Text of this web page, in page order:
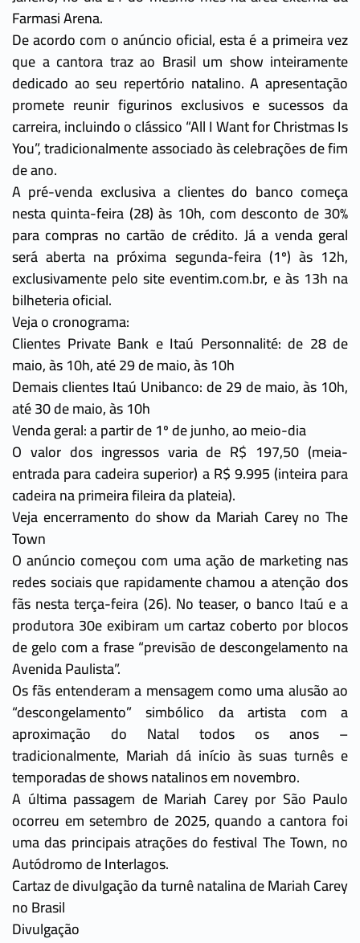
Farmasi Arena.
De acordo com o anúncio oficial, esta é a primeira vez
que a cantora traz ao Brasil um show inteiramente
dedicado ao seu repertório natalino. A apresentação
promete reunir figurinos exclusivos e sucessos da
carreira, incluindo o clássico “All I Want for Christmas Is
You”, tradicionalmente associado às celebrações de fim
de ano.
A pré-venda exclusiva a clientes do banco começa
nesta quinta-feira (28) às 10h, com desconto de 30%
para compras no cartão de crédito. Já a venda geral
será aberta na próxima segunda-feira (1º) às 12h,
exclusivamente pelo site eventim.com.br, e às 13h na
bilheteria oficial.
Veja o cronograma:
Clientes Private Bank e Itaú Personnalité: de 28 de
maio, às 10h, até 29 de maio, às 10h
Demais clientes Itaú Unibanco: de 29 de maio, às 10h,
até 30 de maio, às 10h
Venda geral: a partir de 1º de junho, ao meio-dia
O valor dos ingressos varia de R$ 197,50 (meia-
entrada para cadeira superior) a R$ 9.995 (inteira para
cadeira na primeira fileira da plateia).
Veja encerramento do show da Mariah Carey no The
Town
O anúncio começou com uma ação de marketing nas
redes sociais que rapidamente chamou a atenção dos
fãs nesta terça-feira (26). No teaser, o banco Itaú e a
produtora 30e exibiram um cartaz coberto por blocos
de gelo com a frase “previsão de descongelamento na
Avenida Paulista”.
Os fãs entenderam a mensagem como uma alusão ao
“descongelamento” simbólico da artista com a
aproximação do Natal todos os anos –
tradicionalmente, Mariah dá início às suas turnês e
temporadas de shows natalinos em novembro.
A última passagem de Mariah Carey por São Paulo
ocorreu em setembro de 2025, quando a cantora foi
uma das principais atrações do festival The Town, no
Autódromo de Interlagos.
Cartaz de divulgação da turnê natalina de Mariah Carey
no Brasil
Divulgação